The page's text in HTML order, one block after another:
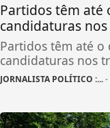
Partidos têm até
candidaturas
Partidos têm até
candidaturas nos
JORNALISTA POLÍTICO :...-